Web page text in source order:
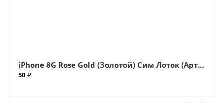
iPhone 8G Rose Gold (Золотой) Сим Лоток (Артик.ГС-762)
50 ₽